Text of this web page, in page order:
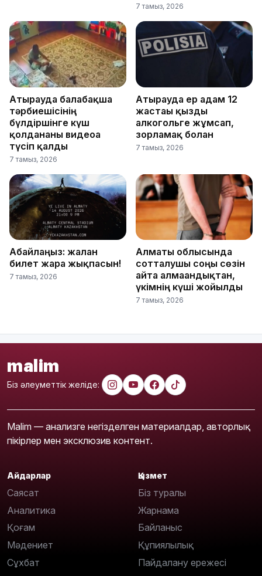
7 тамыз, 2026
Атырауда балабақша
тәрбиешісінің
бүлдіршінге күш
қолданғаны видеоға
түсіп қалды
7 тамыз, 2026
Атырауда ер адам 12
жастағы қызды
алкогольге жұмсап,
зорламақ болған
7 тамыз, 2026
Абайлаңыз: жалған
билет жарға жықпасын!
7 тамыз, 2026
Алматы облысында
сотталушы соңғы сөзін
айта алмағандықтан,
үкімнің күші жойылды
7 тамыз, 2026
malim
Біз әлеуметтік желіде:
Malim — анализге негізделген материалдар, авторлық
пікірлер мен эксклюзив контент.
Айдарлар
Саясат
Аналитика
Қоғам
Мәдениет
Сұхбат
Қызмет
Біз туралы
Жарнама
Байланыс
Құпиялылық
Пайдалану ережесі